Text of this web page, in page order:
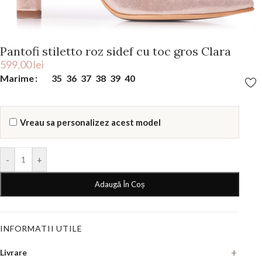
Pantofi stiletto roz sidef cu toc gros Clara
599,00lei
Marime 35 36 37 38 39 40
Vreau sa personalizez acest model
- +
Adaugă În Coș
INFORMATII UTILE
Livrare